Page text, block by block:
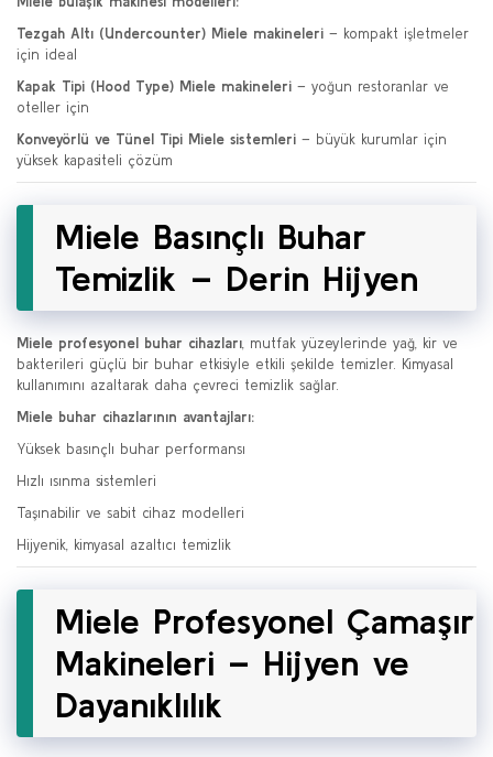
Tezgah Altı (Undercounter) Miele makineleri – kompakt işletmeler
için ideal
Kapak Tipi (Hood Type) Miele makineleri – yoğun restoranlar ve
oteller için
Konveyörlü ve Tünel Tipi Miele sistemleri – büyük kurumlar için
yüksek kapasiteli çözüm
Miele Basınçlı Buhar
Temizlik – Derin Hijyen
Miele profesyonel buhar cihazları, mutfak yüzeylerinde yağ, kir ve
bakterileri güçlü bir buhar etkisiyle etkili şekilde temizler. Kimyasal
kullanımını azaltarak daha çevreci temizlik sağlar.
Miele buhar cihazlarının avantajları:
Yüksek basınçlı buhar performansı
Hızlı ısınma sistemleri
Taşınabilir ve sabit cihaz modelleri
Hijyenik, kimyasal azaltıcı temizlik
Miele Profesyonel Çamaşır
Makineleri – Hijyen ve
Dayanıklılık